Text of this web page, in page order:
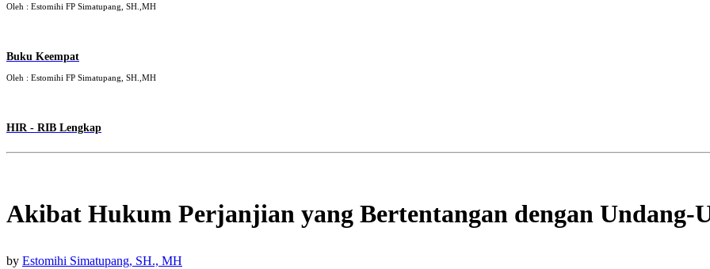
Oleh : Estomihi FP Simatupang, SH.,MH
Buku Keempat
Oleh : Estomihi FP Simatupang, SH.,MH
HIR - RIB Lengkap
Akibat Hukum Perjanjian yang Bertentangan dengan Undang-
by Estomihi Simatupang, SH., MH